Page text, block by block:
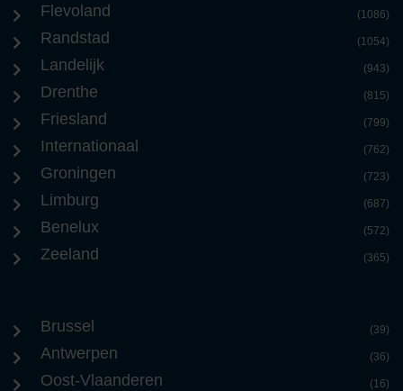
Flevoland (1086)
Randstad (1054)
Landelijk (943)
Drenthe (815)
Friesland (799)
Internationaal (762)
Groningen (723)
Limburg (687)
Benelux (572)
Zeeland (365)
Brussel (39)
Antwerpen (36)
Oost-Vlaanderen (16)